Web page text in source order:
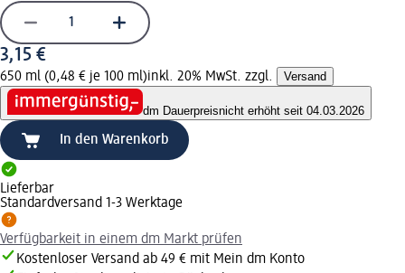
3,15 €
650 ml (0,48 € je 100 ml)inkl. 20% MwSt. zzgl. Versand
dm Dauerpreisnicht erhöht seit 04.03.2026
In den Warenkorb
Lieferbar
Standardversand 1-3 Werktage
Verfügbarkeit in einem dm Markt prüfen
Kostenloser Versand ab 49 € mit Mein dm Konto